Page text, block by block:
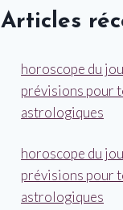
Articles
horoscope du
prévisions pour
astrologiques
horoscope du
prévisions pour
astrologiques